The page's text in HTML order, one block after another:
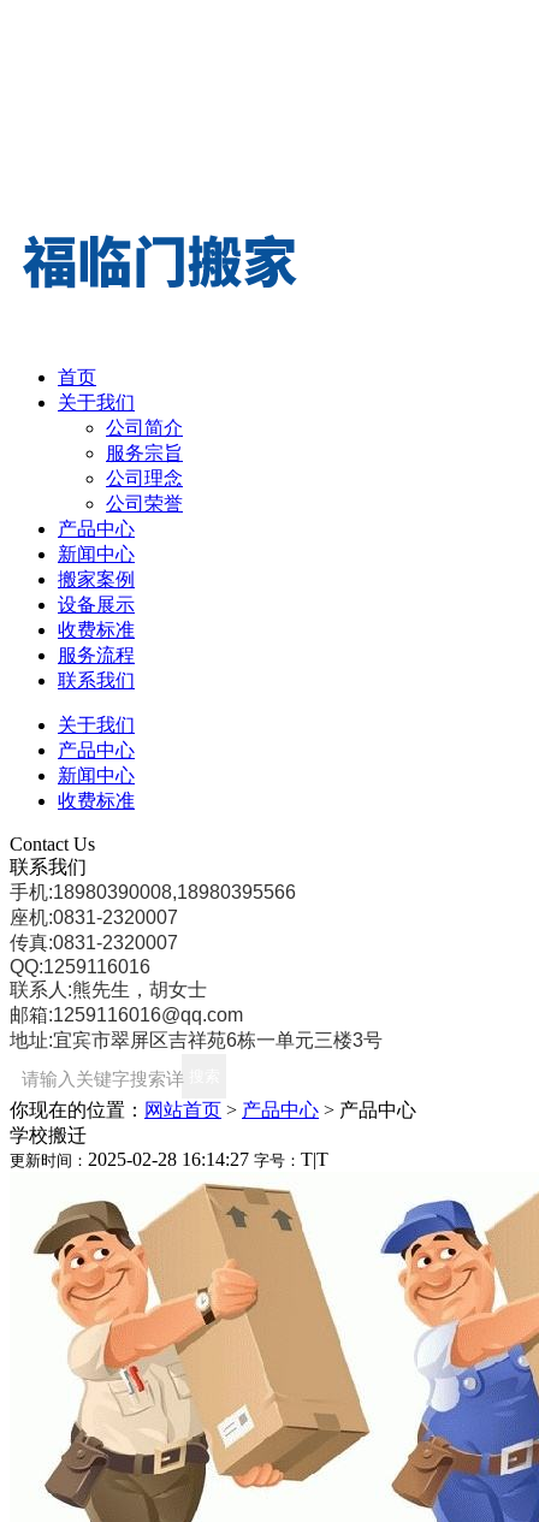
首页
关于我们
公司简介
服务宗旨
公司理念
公司荣誉
产品中心
新闻中心
搬家案例
设备展示
收费标准
服务流程
联系我们
关于我们
产品中心
新闻中心
收费标准
Contact Us
联系我们
手机:18980390008,18980395566
座机:0831-2320007
传真:0831-2320007
QQ:1259116016
联系人:熊先生，胡女士
邮箱:1259116016@qq.com
地址:宜宾市翠屏区吉祥苑6栋一单元三楼3号
你现在的位置： 网站首页 > 产品中心 > 产品中心
学校搬迁
更新时间： 2025-02-28 16:14:27 字号： T|T